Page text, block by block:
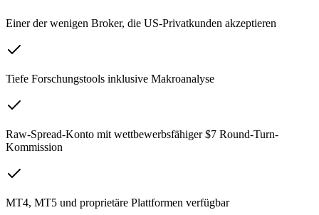
Einer der wenigen Broker, die US-Privatkunden akzeptieren
Tiefe Forschungstools inklusive Makroanalyse
Raw-Spread-Konto mit wettbewerbsfähiger $7 Round-Turn-
Kommission
MT4, MT5 und proprietäre Plattformen verfügbar